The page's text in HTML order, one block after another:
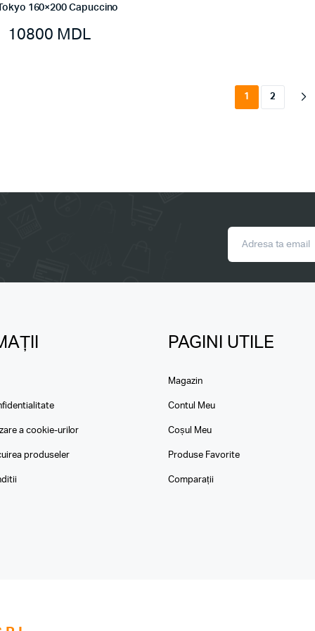
160×200 Capuccino
10800 MDL
1 2
a cookie-urilor
produseler
PAGINI UTILE
Magazin
Contul Meu
Coșul Meu
Produse Favorite
Comparații